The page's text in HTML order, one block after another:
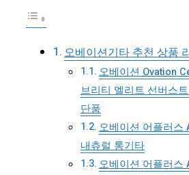
오베이션기타 추천 상품
오베이션 Ovation
브리티 엘리트 선버스
단품
오베이션 어플러스
내츄럴 통기타
오베이션 어플러스